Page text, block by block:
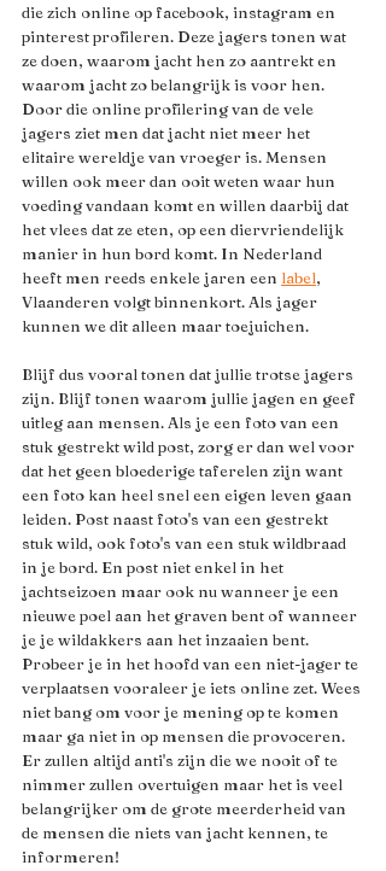
die zich online op facebook, instagram en
pinterest profileren. Deze jagers tonen wat
ze doen, waarom jacht hen zo aantrekt en
waarom jacht zo belangrijk is voor hen.
Door die online profilering van de vele
jagers ziet men dat jacht niet meer het
elitaire wereldje van vroeger is. Mensen
willen ook meer dan ooit weten waar hun
voeding vandaan komt en willen daarbij dat
het vlees dat ze eten, op een diervriendelijk
manier in hun bord komt. In Nederland
heeft men reeds enkele jaren een label,
Vlaanderen volgt binnenkort. Als jager
kunnen we dit alleen maar toejuichen.
Blijf dus vooral tonen dat jullie trotse jagers
zijn. Blijf tonen waarom jullie jagen en geef
uitleg aan mensen. Als je een foto van een
stuk gestrekt wild post, zorg er dan wel voor
dat het geen bloederige taferelen zijn want
een foto kan heel snel een eigen leven gaan
leiden. Post naast foto's van een gestrekt
stuk wild, ook foto's van een stuk wildbraad
in je bord. En post niet enkel in het
jachtseizoen maar ook nu wanneer je een
nieuwe poel aan het graven bent of wanneer
je je wildakkers aan het inzaaien bent.
Probeer je in het hoofd van een niet-jager te
verplaatsen vooraleer je iets online zet. Wees
niet bang om voor je mening op te komen
maar ga niet in op mensen die provoceren.
Er zullen altijd anti's zijn die we nooit of te
nimmer zullen overtuigen maar het is veel
belangrijker om de grote meerderheid van
de mensen die niets van jacht kennen, te
informeren!